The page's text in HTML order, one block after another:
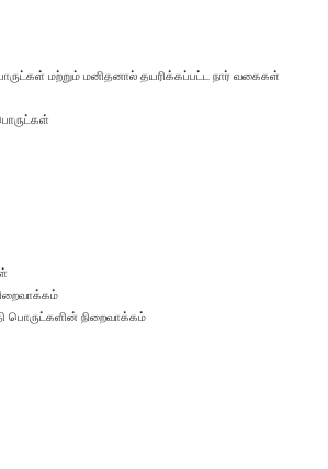
மற்றும் மனிதனால் தயரிக்கப்பட்ட நார் வகைகள்
நிறைவாக்கம்